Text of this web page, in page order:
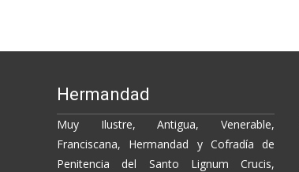
Hermandad
Muy Ilustre, Antigua, Venerable,
Franciscana, Hermandad y Cofradía de
Penitencia del Santo Lignum Crucis,